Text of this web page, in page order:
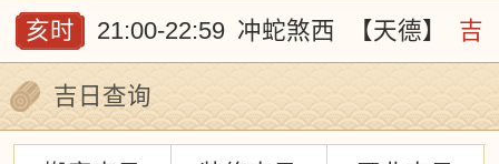
亥时 21:00-22:59 冲蛇煞西 【天德】 吉
吉日查询